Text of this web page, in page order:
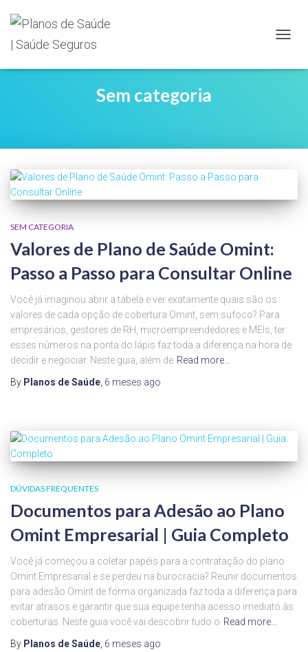
Sem categoria
SEM CATEGORIA
Valores de Plano de Saúde Omint:
Passo a Passo para Consultar Online
Você já imaginou abrir a tabela e ver exatamente quais são os
valores de cada opção de cobertura Omint, sem sufoco? Para
empresários, gestores de RH, microempreendedores e MEIs, ter
esses números na ponta do lápis faz toda a diferença na hora de
decidir e negociar. Neste guia, além de Read more…
By Planos de Saúde 6 meses ago
DÚVIDAS FREQUENTES
Documentos para Adesão ao Plano
Omint Empresarial | Guia Completo
Você já começou a coletar papéis para a contratação do plano
Omint Empresarial e se perdeu na burocracia? Reunir documentos
para adesão Omint de forma organizada faz toda a diferença para
evitar atrasos e garantir que sua equipe tenha acesso imediato às
coberturas. Neste guia você vai descobrir tudo o Read more…
By Planos de Saúde 6 meses ago